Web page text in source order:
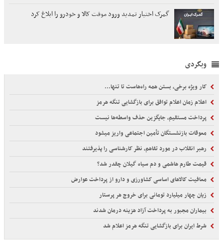
گمرک اختیار تمدید ورود موقت کالا و خودرو را ابلاغ کرد
وبگردی
کار ویژه برخی، بستن همه راه‌هاست تا تنها...
اعلام زمان اعلام توافق برای بازگشایی تنگه هرمز
پرداخت مستقیم، جایگزین حذف واسطه‌ها نیست
معوقات بازنشستگان تأمین اجتماعی واریز میشود
رهبر انقلاب در مورد تفاهم، نظر کارشناسی را پذیرفتند
قیمت طارم هاشمی و دم سیاه گیلان چقدر شد؟
معافیت کالاهای اساسی کشاورزی و دارو از پرداخت عوارض
زیان چهار میلیارد تومانی برای خروج هر پرستار
بیماران مجبور به پرداخت آزاد هزینه درمان شدند
شرط ایران برای بازگشایی تنگه هرمز اعلام شد